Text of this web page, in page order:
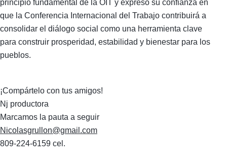
principio fundamental de la OIT y expresó su confianza en
que la Conferencia Internacional del Trabajo contribuirá a
consolidar el diálogo social como una herramienta clave
para construir prosperidad, estabilidad y bienestar para los
pueblos.
¡Compártelo con tus amigos!
Nj productora
Marcamos la pauta a seguir
Nicolasgrullon@gmail.com
809-224-6159 cel.